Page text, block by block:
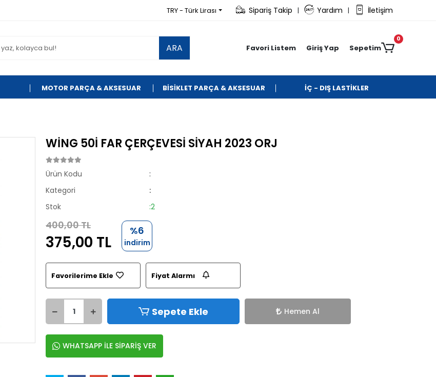
TRY - Türk Lirası Sipariş Takip | Yardım | İletişim
ARA Favori Listem Giriş Yap Sepetim
0
MOTOR PARÇA & AKSESUAR BİSİKLET PARÇA & AKSESUAR İÇ - DIŞ LASTİKLER
WİNG 50İ FAR ÇERÇEVESİ SİYAH 2023 ORJ
Ürün Kodu
:
Kategori
:
Stok
:2
400,00 TL
375,00 TL
%6
indirim
Favorilerime Ekle Fiyat Alarmı
Sepete Ekle Hemen Al
WHATSAPP İLE SİPARİŞ VER